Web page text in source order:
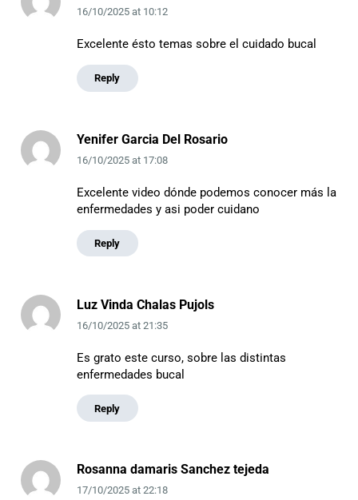
16/10/2025at 10:12
Excelente ésto temas sobre el cuidado bucal
Reply
Yenifer Garcia Del Rosario
16/10/2025at 17:08
Excelente video dónde podemos conocer más la
enfermedades y asi poder cuidano
Reply
Luz Vinda Chalas Pujols
16/10/2025at 21:35
Es grato este curso, sobre las distintas
enfermedades bucal
Reply
Rosanna damaris Sanchez tejeda
17/10/2025at 22:18